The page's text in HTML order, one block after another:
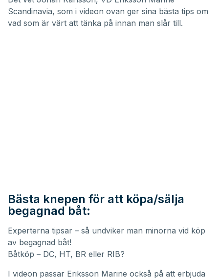
Scandinavia, som i videon ovan ger sina bästa tips om
vad som är värt att tänka på innan man slår till.
Bästa knepen för att köpa/sälja
begagnad båt:
Experterna tipsar – så undviker man minorna vid köp
av begagnad båt!
Båtköp – DC, HT, BR eller RIB?
I videon passar Eriksson Marine också på att erbjuda